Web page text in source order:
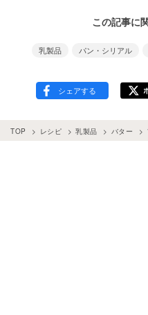
この記事に
乳製品 パン・シリアル
TOP レシピ 乳製品 バター